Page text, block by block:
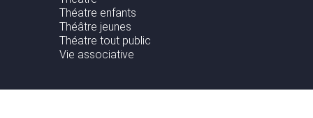
Théatre enfants
Théâtre jeunes
Théatre tout public
Vie associative